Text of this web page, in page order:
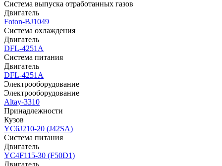
Система выпуска отработанных газов
Двигатель
Foton-BJ1049
Система охлаждения
Двигатель
DFL-4251A
Система питания
Двигатель
DFL-4251A
Электрооборудование
Электрооборудование
Altay-3310
Принадлежности
Кузов
YC6J210-20 (J42SA)
Система питания
Двигатель
YC4F115-30 (F50D1)